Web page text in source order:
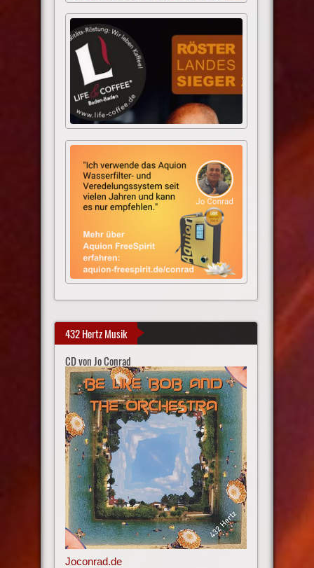
432 Hertz Musik
CD von Jo Conrad
Joconrad.de